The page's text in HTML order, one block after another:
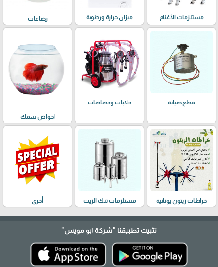
مستلزمات الأغنام ميزان حرارة ورطوبة رضاعات
قطع صيانة حلابات وخضاضات
احواض سمك
خراطات زيتون يونانية مستلزمات تنك الزيت أخرى
تثبيت تطبيقنا "شركة ابو مويس"